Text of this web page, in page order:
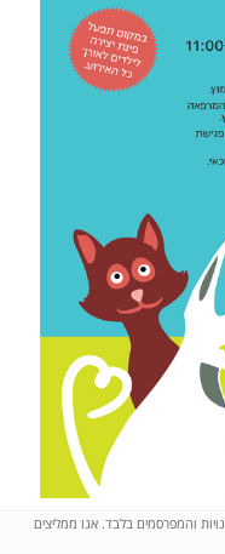
והמפרסמים בלבד. אנו ממליצים